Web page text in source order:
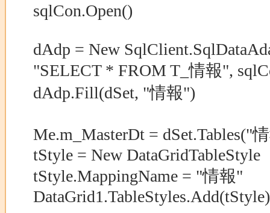
sqlCon.Open()
dAdp = New
"SELECT * FROM T_情報",
dAdp.Fill(dSet, "情報")
Me.m_MasterDt = dSet.Tables("
tStyle = New DataGridTableStyle
tStyle.MappingName = "情報"
DataGrid1.TableStyles.Add(tStyle)